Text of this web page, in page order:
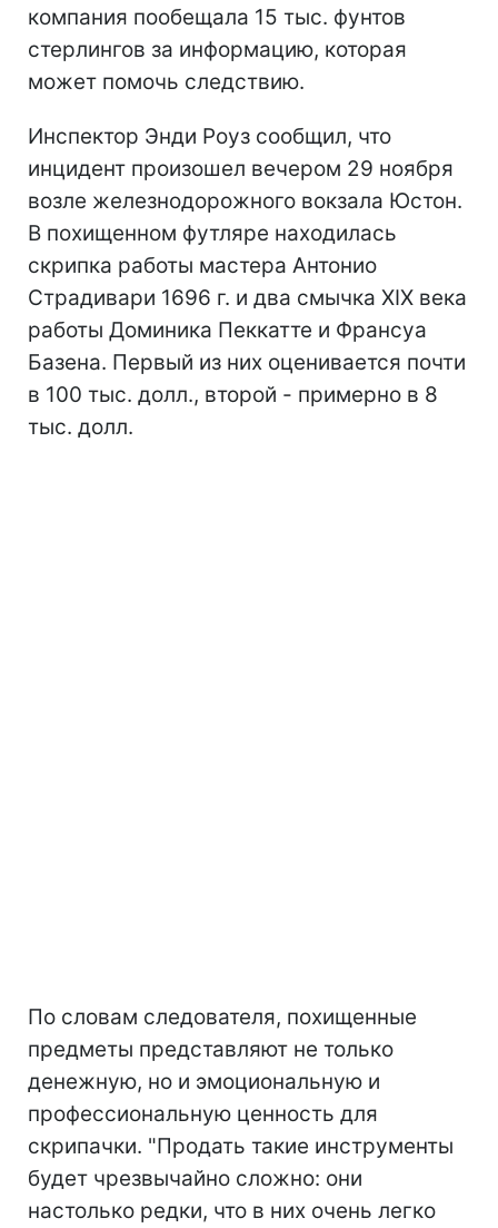
компания пообещала 15 тыс. фунтов
стерлингов за информацию, которая
может помочь следствию.
Инспектор Энди Роуз сообщил, что
инцидент произошел вечером 29 ноября
возле железнодорожного вокзала Юстон.
В похищенном футляре находилась
скрипка работы мастера Антонио
Страдивари 1696 г. и два смычка XIX века
работы Доминика Пеккатте и Франсуа
Базена. Первый из них оценивается почти
в 100 тыс. долл., второй - примерно в 8
тыс. долл.
По словам следователя, похищенные
предметы представляют не только
денежную, но и эмоциональную и
профессиональную ценность для
скрипачки. "Продать такие инструменты
будет чрезвычайно сложно: они
настолько редки, что в них очень легко